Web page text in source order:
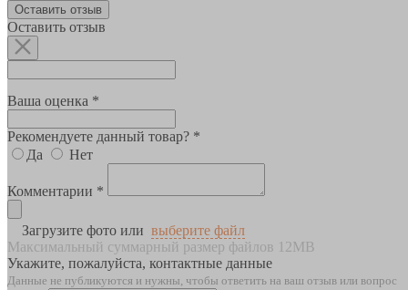
Оставить отзыв
Оставить отзыв
Ваша оценка *
Рекомендуете данный товар? *
Да
Нет
Комментарии *
Загрузите фото или выберите файл
Максимальный суммарный размер файлов 12MB
Укажите, пожалуйста, контактные данные
Данные не публикуются и нужны, чтобы ответить на ваш отзыв или вопрос